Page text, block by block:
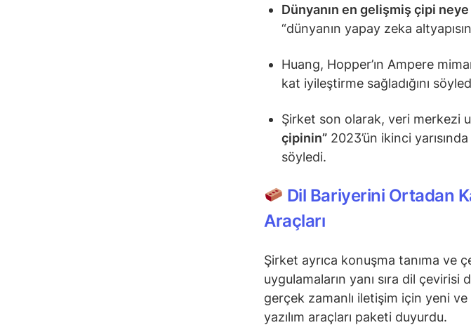
Dünyanın en gelişmiş çipi
“dünyanın yapay zeka
Huang, Hopper’ın Ampere
kat iyileştirme sağladığını
Şirket son olarak, veri merkezi
çipinin” 2023’ün ikinci
söyledi.
Dil Bariyerini Ortadan
Araçları
Şirket ayrıca konuşma tanıma ve
uygulamaların yanı sıra dil
gerçek zamanlı iletişim için yeni
yazılım araçları paketi duyurdu.